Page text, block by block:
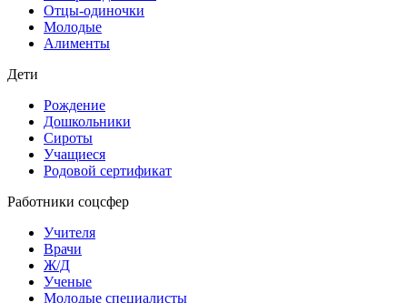
Отцы-одиночки
Молодые
Алименты
Дети
Рождение
Дошкольники
Сироты
Учащиеся
Родовой сертификат
Работники соцсфер
Учителя
Врачи
Ж/Д
Ученые
Молодые специалисты